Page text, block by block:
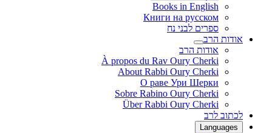
Books in English
Книги на русском
ספרים לבני נח
אודות הרב
אודות הרב
À propos du Rav Oury Cherki
About Rabbi Oury Cherki
О раве Ури Шерки
Sobre Rabino Oury Cherki
Über Rabbi Oury Cherki
לכתוב לרב
Languages